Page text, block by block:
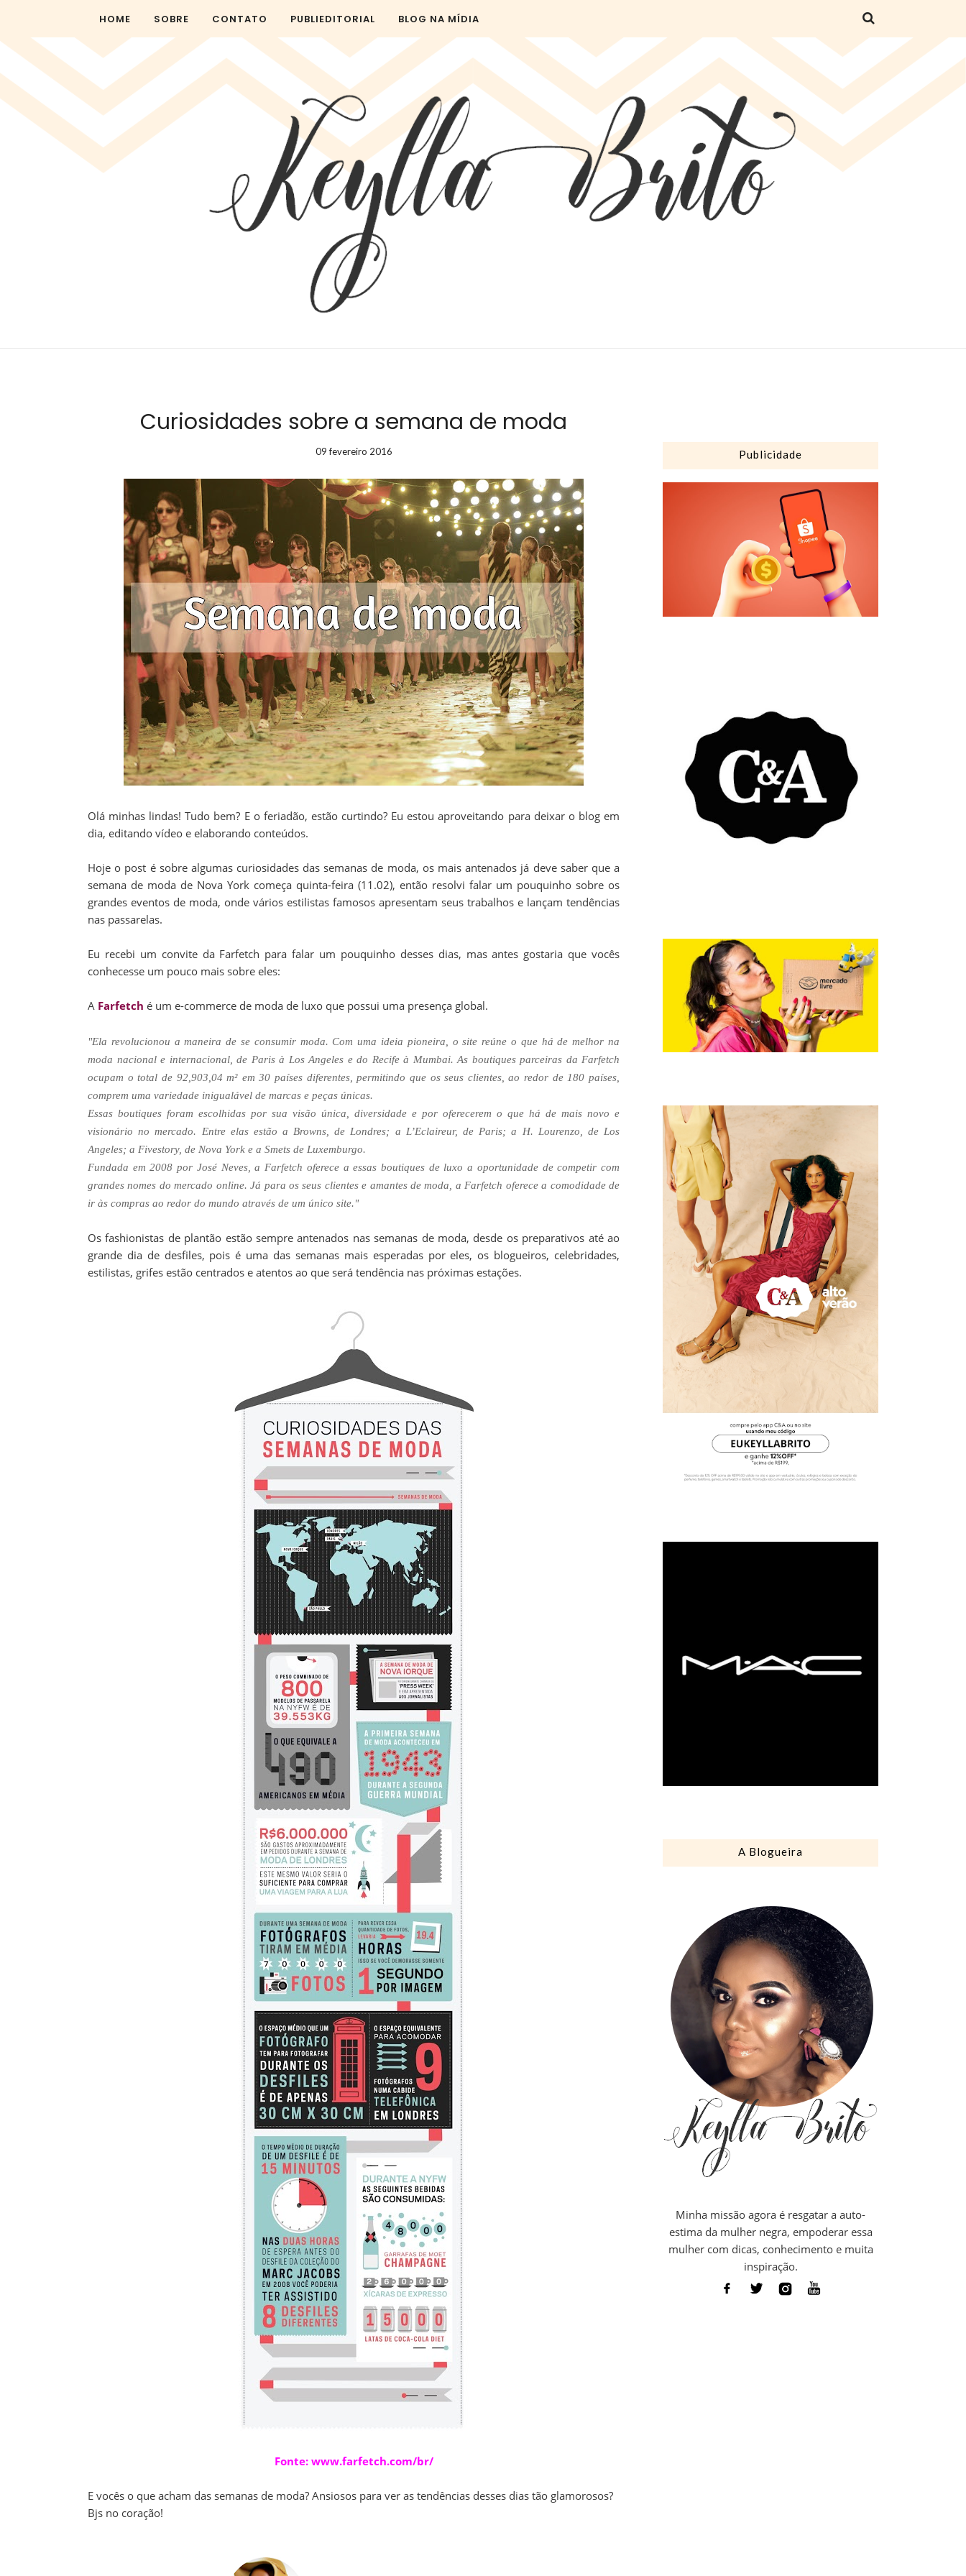
HOME SOBRE CONTATO PUBLIEDITORIAL BLOG NA MÍDIA
Curiosidades sobre a semana de moda
09 fevereiro 2016
Olá minhas lindas! Tudo bem? E o feriadão, estão curtindo? Eu estou aproveitando para deixar o blog em
dia, editando vídeo e elaborando conteúdos.
Hoje o post é sobre algumas curiosidades das semanas de moda, os mais antenados já deve saber que a
semana de moda de Nova York começa quinta-feira (11.02), então resolvi falar um pouquinho sobre os
grandes eventos de moda, onde vários estilistas famosos apresentam seus trabalhos e lançam tendências
nas passarelas.
Eu recebi um convite da Farfetch para falar um pouquinho desses dias, mas antes gostaria que vocês
conhecesse um pouco mais sobre eles:
A Farfetch é um e-commerce de moda de luxo que possui uma presença global.
"Ela revolucionou a maneira de se consumir moda. Com uma ideia pioneira, o site reúne o que há de melhor na
moda nacional e internacional, de Paris à Los Angeles e do Recife à Mumbai. As boutiques parceiras da Farfetch
ocupam o total de 92,903,04 m² em 30 países diferentes, permitindo que os seus clientes, ao redor de 180 países,
comprem uma variedade inigualável de marcas e peças únicas.
Essas boutiques foram escolhidas por sua visão única, diversidade e por oferecerem o que há de mais novo e
visionário no mercado. Entre elas estão a Browns, de Londres; a L’Eclaireur, de Paris; a H. Lourenzo, de Los
Angeles; a Fivestory, de Nova York e a Smets de Luxemburgo.
Fundada em 2008 por José Neves, a Farfetch oferece a essas boutiques de luxo a oportunidade de competir com
grandes nomes do mercado online. Já para os seus clientes e amantes de moda, a Farfetch oferece a comodidade de
ir às compras ao redor do mundo através de um único site."
Os fashionistas de plantão estão sempre antenados nas semanas de moda, desde os preparativos até ao
grande dia de desfiles, pois é uma das semanas mais esperadas por eles, os blogueiros, celebridades,
estilistas, grifes estão centrados e atentos ao que será tendência nas próximas estações.
Fonte: www.farfetch.com/br/
E vocês o que acham das semanas de moda? Ansiosos para ver as tendências desses dias tão glamorosos?
Bjs no coração!
Publicidade
A Blogueira
Minha missão agora é resgatar a auto-
estima da mulher negra, empoderar essa
mulher com dicas, conhecimento e muita
inspiração.